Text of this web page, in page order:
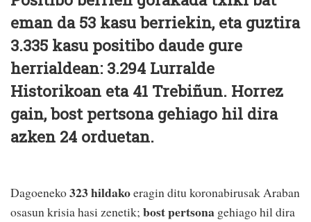
eman da 53 kasu berriekin, eta guztira
3.335 kasu positibo daude gure
herrialdean: 3.294 Lurralde
Historikoan eta 41 Trebiñun. Horrez
gain, bost pertsona gehiago hil dira
azken 24 orduetan.
Dagoeneko323 hildakoeragin ditu koronabirusak Araban
osasun krisia hasi zenetik; bost pertsona gehiago hil dira